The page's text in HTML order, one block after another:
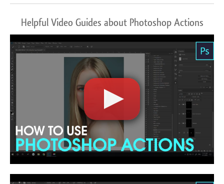
Helpful Video Guides about Photoshop Actions